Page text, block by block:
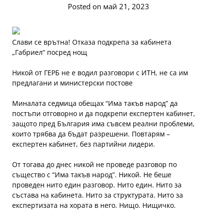
Posted on май 21, 2023
Слави се врътна! Отказа подкрепа за кабинета
„Габриел“ посред нощ
Никой от ГЕРБ не е водил разговори с ИТН, не са им
предлагани и министерски постове
Миналата седмица обещах “Има такъв народ” да
постъпи отговорно и да подкрепи експертен кабинет,
защото пред България има съвсем реални проблеми,
които трябва да бъдат разрешени. Повтарям –
експертен кабинет, без партийни лидери.
От тогава до днес никой не проведе разговор по
същество с “Има такъв народ”. Никой. Не беше
проведен нито един разговор. Нито един. Нито за
състава на кабинета. Нито за структурата. Нито за
експертизата на хората в него. Нищо. Нищичко.